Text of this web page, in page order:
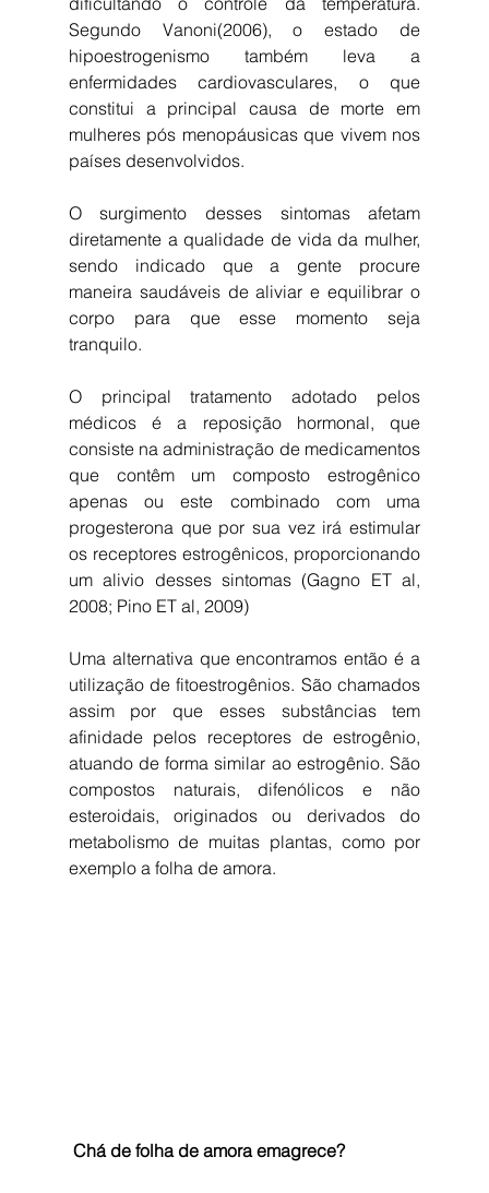
Segundo Vanoni(2006), o estado de
hipoestrogenismo também leva a
enfermidades cardiovasculares, o que
constitui a principal causa de morte em
mulheres pós menopáusicas que vivem nos
países desenvolvidos.
O surgimento desses sintomas afetam
diretamente a qualidade de vida da mulher,
sendo indicado que a gente procure
maneira saudáveis de aliviar e equilibrar o
corpo para que esse momento seja
tranquilo.
O principal tratamento adotado pelos
médicos é a reposição hormonal, que
consiste na administração de medicamentos
que contêm um composto estrogênico
apenas ou este combinado com uma
progesterona que por sua vez irá estimular
os receptores estrogênicos, proporcionando
um alivio desses sintomas (Gagno ET al,
2008; Pino ET al, 2009)
Uma alternativa que encontramos então é a
utilização de fitoestrogênios. São chamados
assim por que esses substâncias tem
afinidade pelos receptores de estrogênio,
atuando de forma similar ao estrogênio. São
compostos naturais, difenólicos e não
esteroidais, originados ou derivados do
metabolismo de muitas plantas, como por
exemplo a folha de amora.
Chá de folha de amora emagrece?